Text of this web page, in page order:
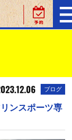
ブログ
ンスポーツ専